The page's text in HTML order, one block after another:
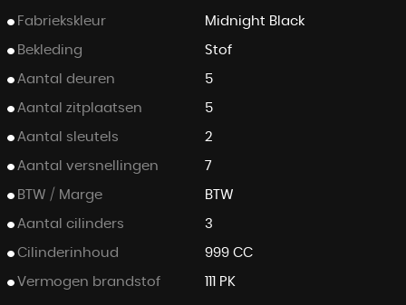
Fabriekskleur Midnight Black
Bekleding Stof
Aantal deuren 5
Aantal zitplaatsen 5
Aantal sleutels 2
Aantal versnellingen 7
BTW / Marge BTW
Aantal cilinders 3
Cilinderinhoud 999 CC
Vermogen brandstof 111 PK